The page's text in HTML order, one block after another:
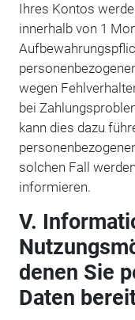
Ihres Kontos
innerhalb von 1
wegen
bei
kann dies dazu
solchen Fall
informieren.
V.
denen Sie
Daten